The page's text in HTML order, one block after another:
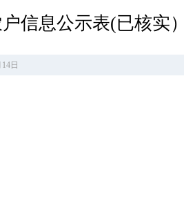
信息公示表(已核实）
日